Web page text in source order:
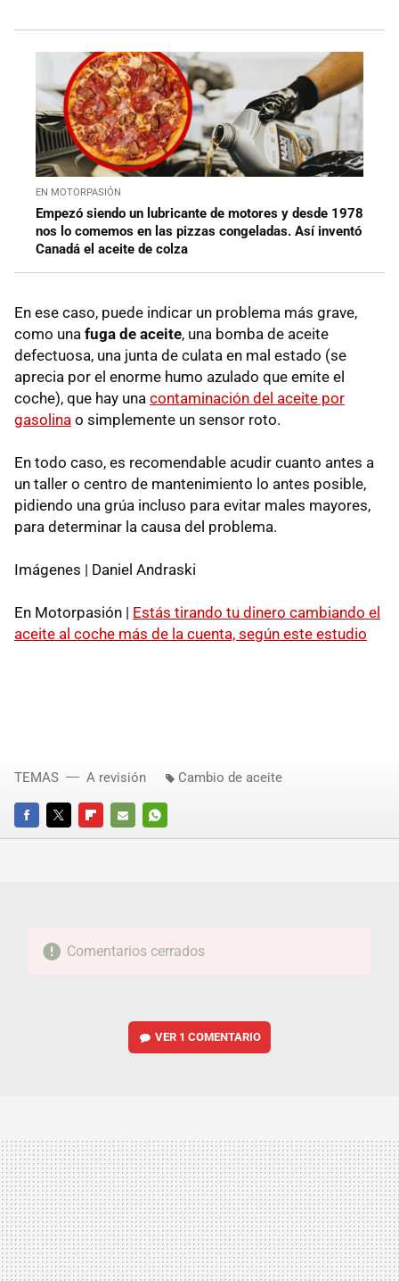
EN MOTORPASIÓN
Empezó siendo un lubricante de motores y desde 1978
nos lo comemos en las pizzas congeladas. Así inventó
Canadá el aceite de colza
En ese caso, puede indicar un problema más grave,
como una fuga de aceite, una bomba de aceite
defectuosa, una junta de culata en mal estado (se
aprecia por el enorme humo azulado que emite el
coche), que hay una contaminación del aceite por
gasolina o simplemente un sensor roto.
En todo caso, es recomendable acudir cuanto antes a
un taller o centro de mantenimiento lo antes posible,
pidiendo una grúa incluso para evitar males mayores,
para determinar la causa del problema.
Imágenes | Daniel Andraski
En Motorpasión | Estás tirando tu dinero cambiando el
aceite al coche más de la cuenta, según este estudio
FACEBOOKTWITTERFLIPBOARD
E-
WHATSAPP
TEMAS A revisión Cambio de aceite
Comentarios cerrados
VER 1 COMENTARIO